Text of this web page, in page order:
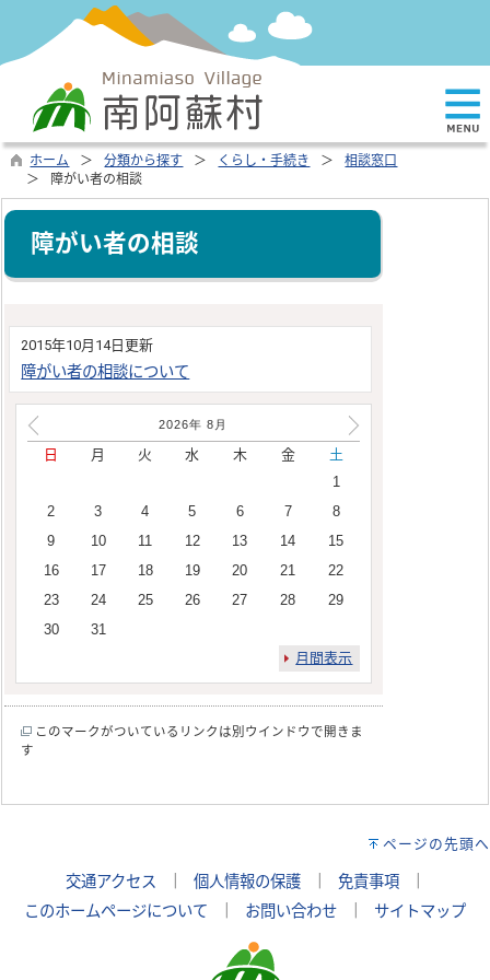
ホーム 分類から探す くらし・手続き
相談窓口
障がい者の相談
障がい者の相談
2015年10月14日更新
障がい者の相談について
2026年 8 月
日 月 火 水 木 金
土
1
2
3 4 5 6 7
8
9
10 11 12 13 14
15
16
17 18 19 20 21
22
23
24 25 26 27 28
29
30
31
月間表示
このマークがついているリンクは別ウインドウで開きま
す
ページの先頭へ
交通アクセス 個人情報の保護 免責事項
このホームページについて
お問い合わせ サイトマップ